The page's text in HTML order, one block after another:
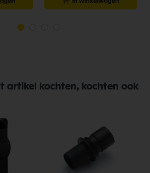
artikel kochten, kochten ook